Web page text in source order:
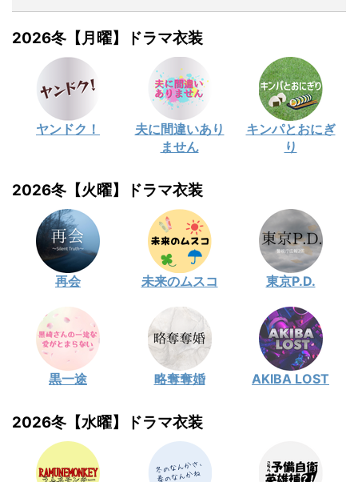
2026冬【月曜】ドラマ衣装
ヤンドク！
夫に間違いあり
ません
キンパとおにぎ
り
2026冬【火曜】ドラマ衣装
再会 未来のムスコ 東京P.D.
黒一途 略奪奪婚 AKIBA LOST
2026冬【水曜】ドラマ衣装